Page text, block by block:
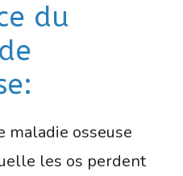
du
maladie osseuse
les os perdent